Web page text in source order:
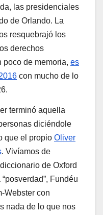
las presidenciales
de Orlando. La
resquebrajó los
derechos
poco de memoria, es
con mucho de lo
terminó aquella
diciéndole
que el propio Oliver
. Vivíamos de
de Oxford
Fundéu
Webster con
nada de lo que nos